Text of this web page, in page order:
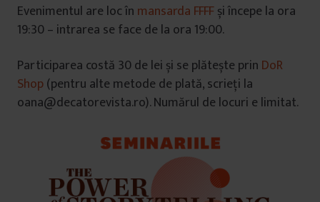
Evenimentul are loc în mansarda FFFFși începe la ora
19:30 – intrarea se face de la ora 19:00.
Participarea costă 30 de lei și se plătește prin DoR
Shop(pentru alte metode de plată, scrieți la
oana@decatorevista.ro). Numărul de locuri e limitat.